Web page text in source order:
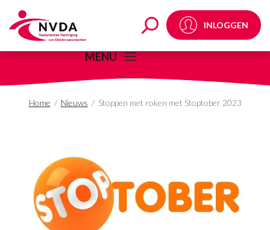
Stoppen met roken
INLOGGEN
MENU
Home / Nieuws / Stoppen met roken met Stoptober 2023